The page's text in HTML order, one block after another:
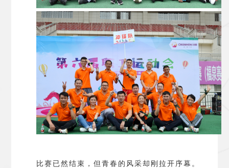
比赛已然结束，但青春的风采却刚拉开序幕。